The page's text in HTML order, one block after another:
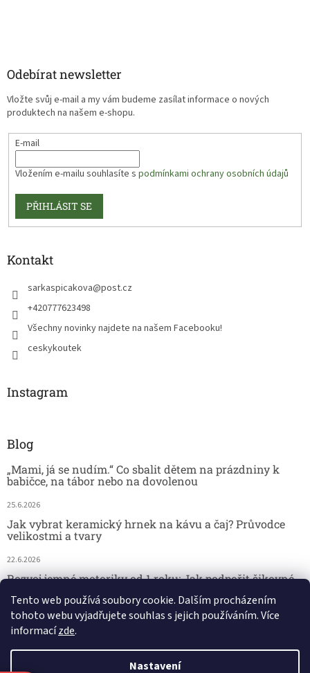
Tento web používá soubory cookie. Dalším procházením
tohoto webu vyjadřujete souhlas s jejich používáním. Více
informacízde.
Nastavení
Odebírat newsletter
Vložte svůj e-mail a my vám budeme zasílat informace o nových
produktech na našem e-shopu.
E-mail
Vložením e-mailu souhlasíte s podmínkami ochrany osobních údajů
PŘIHLÁSIT SE
Kontakt
sarkaspicakova@post.cz
+420777623498
Všechny novinky najdete na našem Facebooku!
ceskykoutek
Instagram
Blog
„Mami, já se nudím.“ Co sbalit dětem na prázdniny k
babičce, na tábor nebo na dovolenou
25.6.2026
Jak vybrat keramický hrnek na kávu a čaj? Průvodce
velikostmi a tvary
22.6.2026
Rozvoj jemné motoriky od 1 roku: Jak podpořit šikovné
18.6.2026
Vytvořil Shoptet